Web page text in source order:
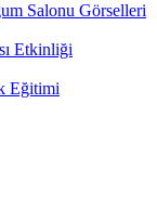
Salonu Görselleri
Etkinliği
Eğitimi